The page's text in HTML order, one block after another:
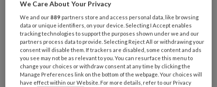
je
mailadres?
* *
Kies
je
wachtwoord* *
Kies
je
functie *
We Care About Your Privacy
We and our889 partners store and access personal data, like browsing
data or unique identifiers, on your device. Selecting I Accept enables
tracking technologies to support the purposes shown under we and our
partners process data to provide. Selecting Reject All or withdrawing your
consent will disable them. If trackers are disabled, some content and ads
you see may not be as relevant to you. You can resurface this menu to
change your choices or withdraw consent at any time by clicking the
Manage Preferences link on the bottom of the webpage. Your choices will
have effect within our Website. For more details, refer to our Privacy